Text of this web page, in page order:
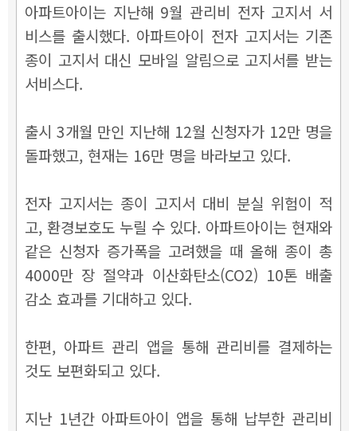
아파트아이는 지난해 9월 관리비 전자 고지서 서
비스를 출시했다. 아파트아이 전자 고지서는 기존
종이 고지서 대신 모바일 알림으로 고지서를 받는
서비스다.
출시 3개월 만인 지난해 12월 신청자가 12만 명을
돌파했고, 현재는 16만 명을 바라보고 있다.
전자 고지서는 종이 고지서 대비 분실 위험이 적
고, 환경보호도 누릴 수 있다. 아파트아이는 현재와
같은 신청자 증가폭을 고려했을 때 올해 종이 총
4000만 장 절약과 이산화탄소(CO2) 10톤 배출
감소 효과를 기대하고 있다.
한편, 아파트 관리 앱을 통해 관리비를 결제하는
것도 보편화되고 있다.
지난 1년간 아파트아이 앱을 통해 납부한 관리비